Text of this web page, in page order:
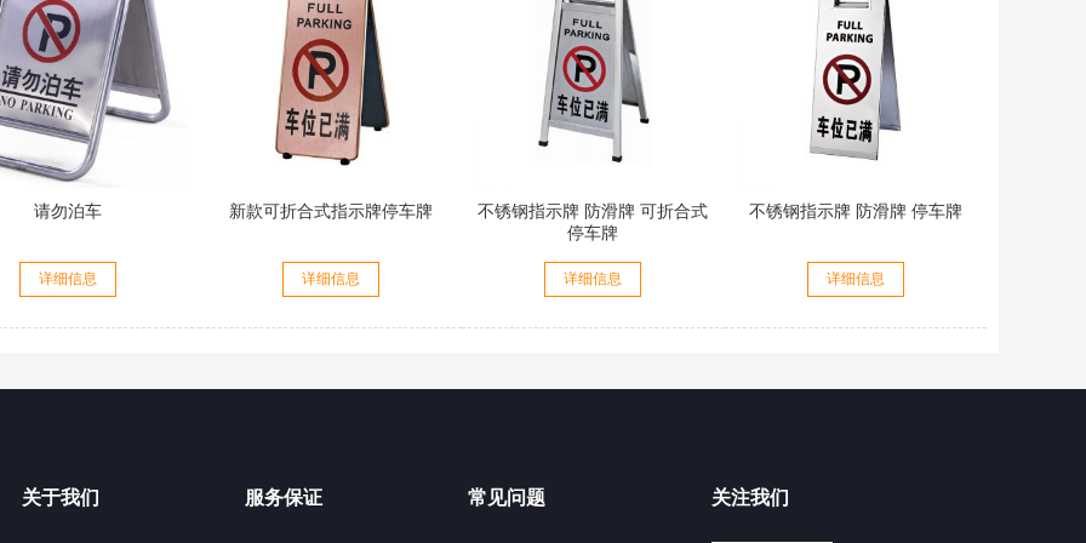
请勿泊车
详细信息
新款可折合式指示牌停车牌
详细信息
不锈钢指示牌 防滑牌 可折合式
停车牌
详细信息
不锈钢指示牌 防滑牌 停车牌
详细信息
关于我们 服务保证 常见问题 关注我们